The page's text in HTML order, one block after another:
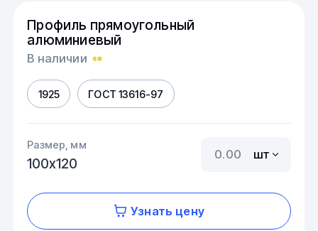
Профиль прямоугольный
алюминиевый
В наличии
1925 ГОСТ 13616-97
Размер, мм
100х120
шт
Узнать цену